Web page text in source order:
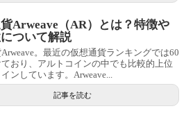
Arweave（AR）とは？特徴や
ついて解説
。最近の仮想通貨ランキングでは60
おり、アルトコインの中でも比較的上位
ンしています。Arweave...
記事を読む